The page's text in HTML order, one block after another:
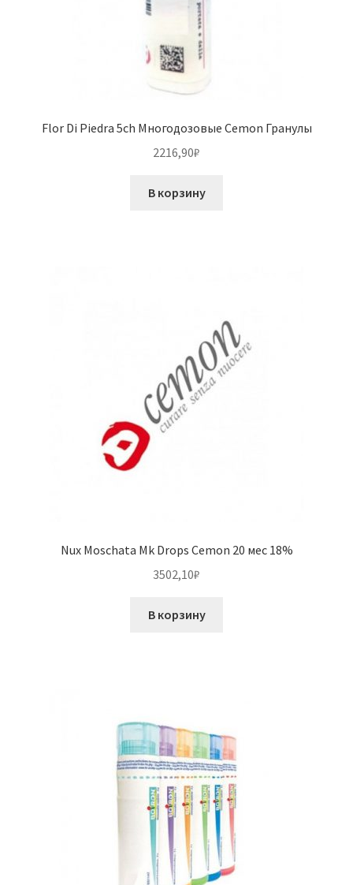
Flor Di Piedra 5ch Многодозовые Cemon Гранулы
2216,90₽
В корзину
Nux Moschata Mk Drops Cemon 20 мес 18%
3502,10₽
В корзину